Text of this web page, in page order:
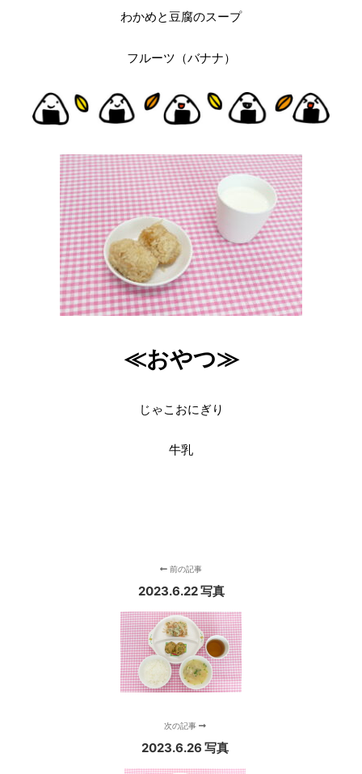
わかめと豆腐のスープ
フルーツ（バナナ）
≪おやつ≫
じゃこおにぎり
牛乳
前の記事
2023.6.22 写真
次の記事
2023.6.26 写真